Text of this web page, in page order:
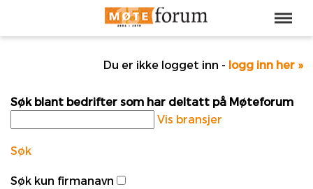
Du er ikke logget inn - logg inn her »
Søk blant bedrifter som har deltatt på Møteforum
Vis bransjer
Søk
Søk kun firmanavn